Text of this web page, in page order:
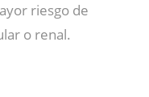
riesgo de
o renal.